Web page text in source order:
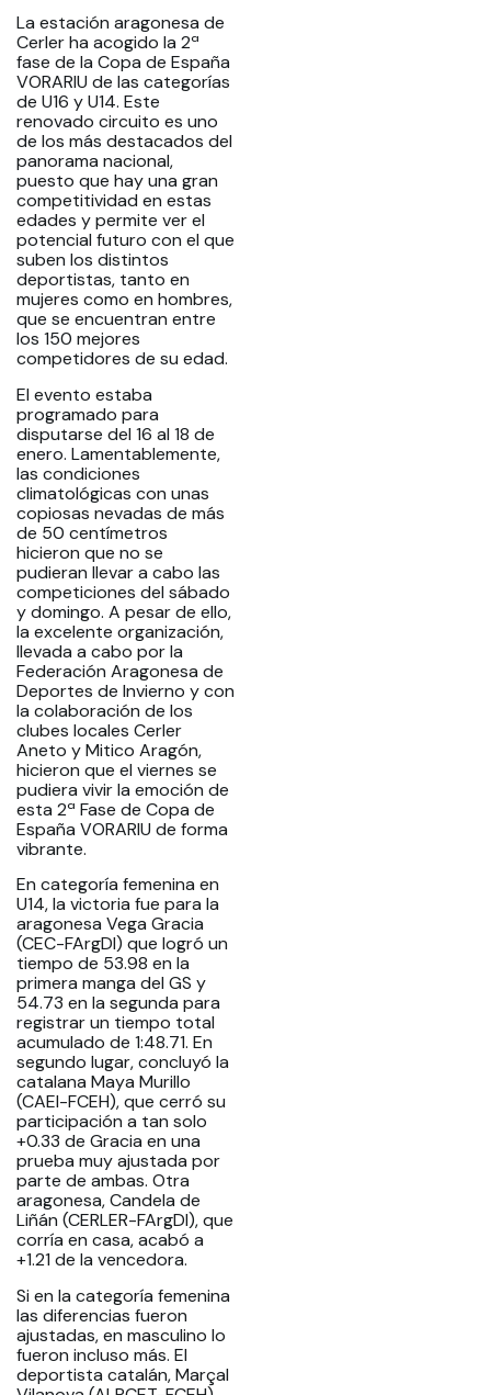
La estación aragonesa de
Cerler ha acogido la 2ª
fase de la Copa de España
VORARIU de las categorías
de U16 y U14. Este
renovado circuito es uno
de los más destacados del
panorama nacional,
puesto que hay una gran
competitividad en estas
edades y permite ver el
potencial futuro con el que
suben los distintos
deportistas, tanto en
mujeres como en hombres,
que se encuentran entre
los 150 mejores
competidores de su edad.
El evento estaba
programado para
disputarse del 16 al 18 de
enero. Lamentablemente,
las condiciones
climatológicas con unas
copiosas nevadas de más
de 50 centímetros
hicieron que no se
pudieran llevar a cabo las
competiciones del sábado
y domingo. A pesar de ello,
la excelente organización,
llevada a cabo por la
Federación Aragonesa de
Deportes de Invierno y con
la colaboración de los
clubes locales Cerler
Aneto y Mitico Aragón,
hicieron que el viernes se
pudiera vivir la emoción de
esta 2ª Fase de Copa de
España VORARIU de forma
vibrante.
En categoría femenina en
U14, la victoria fue para la
aragonesa Vega Gracia
(CEC-FArgDI) que logró un
tiempo de 53.98 en la
primera manga del GS y
54.73 en la segunda para
registrar un tiempo total
acumulado de 1:48.71. En
segundo lugar, concluyó la
catalana Maya Murillo
(CAEI-FCEH), que cerró su
participación a tan solo
+0.33 de Gracia en una
prueba muy ajustada por
parte de ambas. Otra
aragonesa, Candela de
Liñán (CERLER-FArgDI), que
corría en casa, acabó a
+1.21 de la vencedora.
Si en la categoría femenina
las diferencias fueron
ajustadas, en masculino lo
fueron incluso más. El
deportista catalán, Marçal